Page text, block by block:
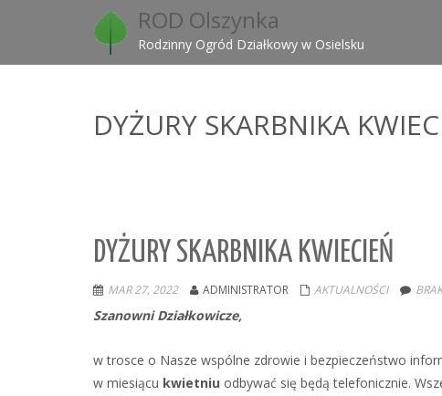
ROD Olszynka
Rodzinny Ogród Działkowy w Osielsku
DYŻURY SKARBNIKA
DYŻURY SKARBNIKA KWIECIEŃ
MAR 27, 2022 ADMINISTRATOR AKTUALNOŚCI
Szanowni Działkowicze,
w trosce o Nasze wspólne zdrowie i bezpieczeństwo
w miesiącu kwietniu odbywać się będą telefonicznie.